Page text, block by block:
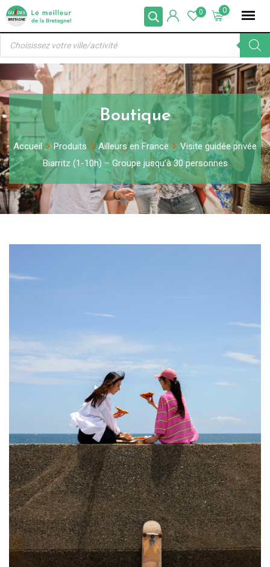
Skip
content
0
0
Recherche
produits
Boutique
Accueil Produits Ailleurs en France
Visite guidée privée
Biarritz (1-10h) – Groupe jusqu’à 30 personnes